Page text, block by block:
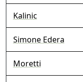
Kalinic
Simone Edera
Moretti